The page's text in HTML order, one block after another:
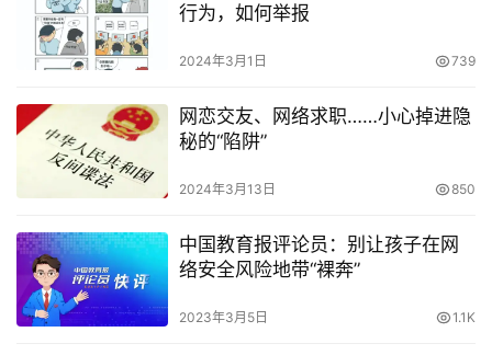
行为，如何举报
2024年3月1日 739
网恋交友、网络求职……小心掉进隐
秘的“陷阱”
2024年3月13日 850
中国教育报评论员：别让孩子在网
络安全风险地带“裸奔”
2023年3月5日 1.1K